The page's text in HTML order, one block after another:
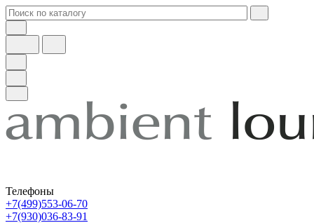
Телефоны
+7(499)553-06-70
+7(930)036-83-91